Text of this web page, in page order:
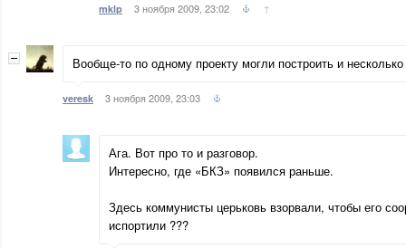
mklp 3 ноября 2009, 23:02 ↑
Вообще-то по одному проекту могли построить и
veresk 3 ноября 2009, 23:03
Ага. Вот про то и разговор.
Интересно, где «БКЗ» появился раньше.
Здесь коммунисты церьковь взорвали, чтобы его
испортили ???